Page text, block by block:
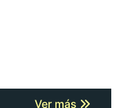
Ver más